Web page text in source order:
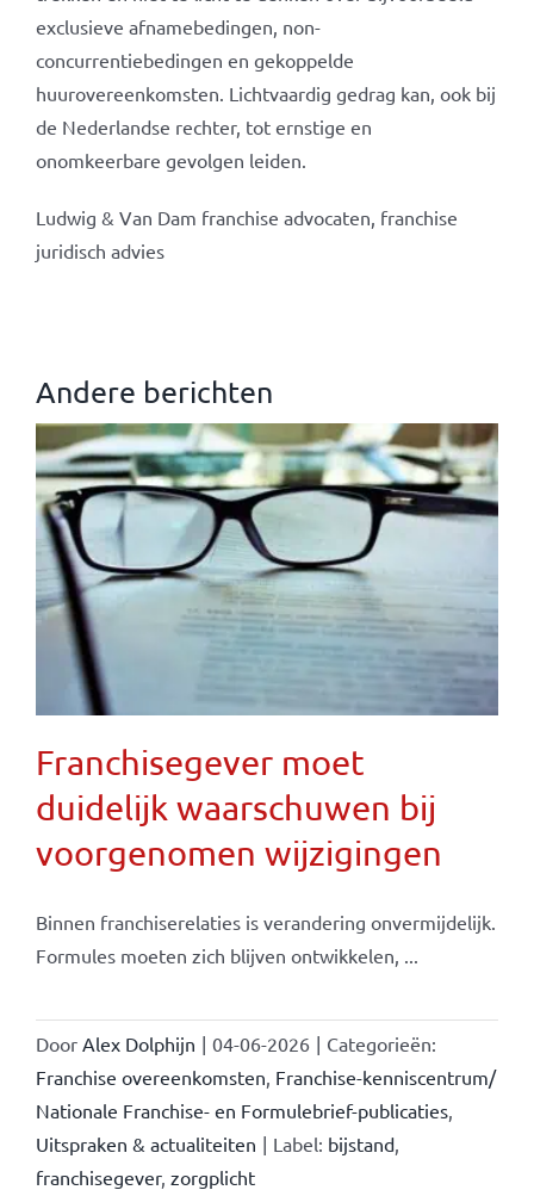
exclusieve afnamebedingen, non-
concurrentiebedingen en gekoppelde
huurovereenkomsten. Lichtvaardig gedrag kan, ook bij
de Nederlandse rechter, tot ernstige en
onomkeerbare gevolgen leiden.
Ludwig & Van Dam franchise advocaten, franchise
juridisch advies
Andere berichten
Franchisegever moet
duidelijk waarschuwen bij
voorgenomen wijzigingen
Binnen franchiserelaties is verandering onvermijdelijk.
Formules moeten zich blijven ontwikkelen, ...
Door Alex Dolphijn | 04-06-2026 | Categorieën:
Franchise overeenkomsten Franchise-kenniscentrum/
Nationale Franchise- en Formulebrief-publicaties,
Uitspraken & actualiteiten | Label: bijstand,
franchisegever, zorgplicht